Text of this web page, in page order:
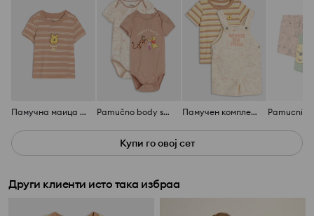
Памучна маица со линии Winnie the Pooh Pamučno body so print 2 pack Winnie the Pooh Памучен комплет Winnie the Pooh
Купи го овој сет
Други клиенти исто така избраа